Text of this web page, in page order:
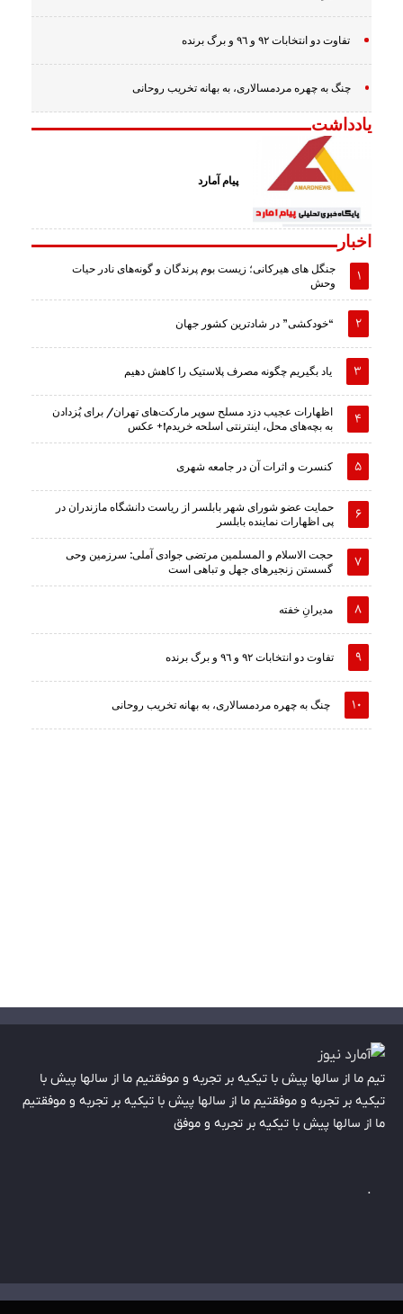
تفاوت دو انتخابات ٩٢ و ٩٦ و برگ برنده
چنگ به چهره مردمسالاری، به بهانه تخریب روحانی
یادداشت
پیام آمارد
اخبار
جنگل های هیرکانی؛ زیست بوم پرندگان و گونه‌های نادر حیات
وحش
“خودکشی” در شادترین کشور جهان
یاد بگیریم چگونه مصرف پلاستیک را کاهش دهیم
اظهارات عجیب دزد مسلح سوپر مارکت‌های تهران/ برای پُزدادن
به بچه‌های محل، اینترنتی اسلحه خریدم!+ عکس
کنسرت و اثرات آن در جامعه شهری
حمایت عضو شورای شهر بابلسر از ریاست دانشگاه مازندران در
پی اظهارات نماینده بابلسر
حجت الاسلام و المسلمین مرتضی جوادی آملی: سرزمین وحى
گسستن زنجیرهاى جهل و تباهى است
مدیرانِ خفته
تفاوت دو انتخابات ٩٢ و ٩٦ و برگ برنده
چنگ به چهره مردمسالاری، به بهانه تخریب روحانی
تیم ما از سالها پیش با تیکیه بر تجربه و موفقتیم ما از سالها پیش با
تیکیه بر تجربه و موفقتیم ما از سالها پیش با تیکیه بر تجربه و موفقتیم
ما از سالها پیش با تیکیه بر تجربه و موفق
.